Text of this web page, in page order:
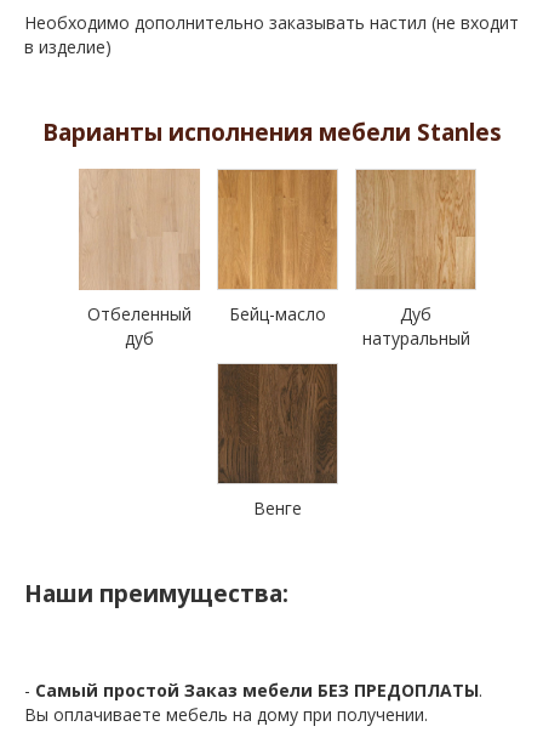
Необходимо дополнительно заказывать настил (не входит
в изделие)
Варианты исполнения мебели Stanles
Отбеленный
дуб
Бейц-масло
Дуб
натуральный
Венге
Наши преимущества:
- Самый простой Заказ мебели БЕЗ ПРЕДОПЛАТЫ.
Вы оплачиваете мебель на дому при получении.